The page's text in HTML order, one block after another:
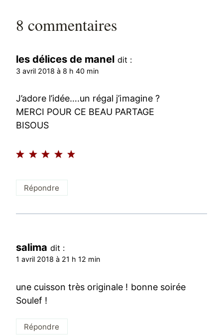
8 commentaires
les délices de manel dit :
3 avril 2018 à 8 h 40 min
J’adore l’idée….un régal j’imagine ?
MERCI POUR CE BEAU PARTAGE
BISOUS
Répondre
salima dit :
1 avril 2018 à 21 h 12 min
une cuisson très originale ! bonne soirée
Soulef !
Répondre